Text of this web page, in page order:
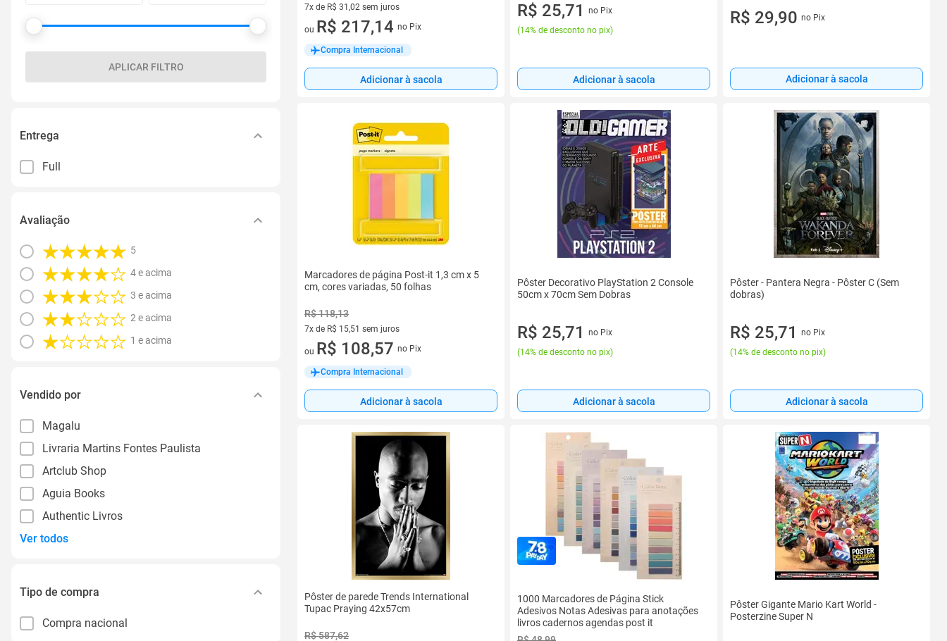
APLICAR FILTRO
Entrega
Full
Avaliação
5
4 e acima
3 e acima
2 e acima
1 e acima
Vendido por
Magalu
Livraria Martins Fontes Paulista
Artclub Shop
Aguia Books
Authentic Livros
Ver todos
Tipo de compra
Compra nacional
7x de R$ 31,02 sem juros
7 vez de R$ 31,02 sem juros
ou R$ 217,14 no Pix
Compra Internacional
Adicionar à sacola
R$ 25,71
no Pix
(14% de desconto no pix)
Adicionar à sacola
R$ 29,90 no Pix
Adicionar à sacola
Marcadores de página Post-it 1,3 cm x 5
cm, cores variadas, 50 folhas
R$ 118,13
7x de R$ 15,51 sem juros
7 vez de R$ 15,51 sem juros
ou R$ 108,57 no Pix
Compra Internacional
Adicionar à sacola
Pôster Decorativo PlayStation 2 Console
50cm x 70cm Sem Dobras
R$ 25,71
no Pix
(14% de desconto no pix)
Adicionar à sacola
Pôster - Pantera Negra - Pôster C (Sem
dobras)
R$ 25,71
no Pix
(14% de desconto no pix)
Adicionar à sacola
Pôster de parede Trends International
Tupac Praying 42x57cm
R$ 587,62
1000 Marcadores de Página Stick
Adesivos Notas Adesivas para anotações
livros cadernos agendas post it
Pôster Gigante Mario Kart World -
Posterzine Super N